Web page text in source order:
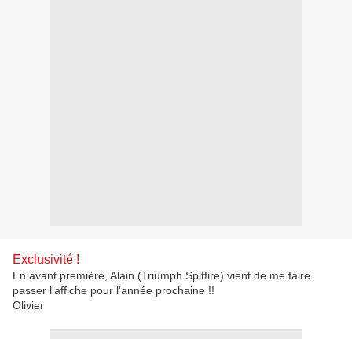
Exclusivité !
En avant première, Alain (Triumph Spitfire) vient de me faire
passer l'affiche pour l'année prochaine !!
Olivier